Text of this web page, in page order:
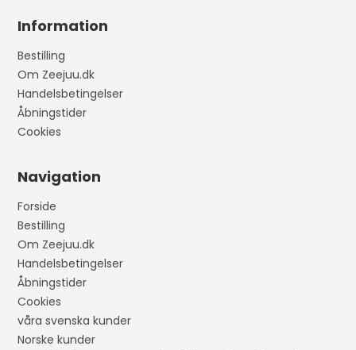
Information
Bestilling
Om Zeejuu.dk
Handelsbetingelser
Åbningstider
Cookies
Navigation
Forside
Bestilling
Om Zeejuu.dk
Handelsbetingelser
Åbningstider
Cookies
våra svenska kunder
Norske kunder